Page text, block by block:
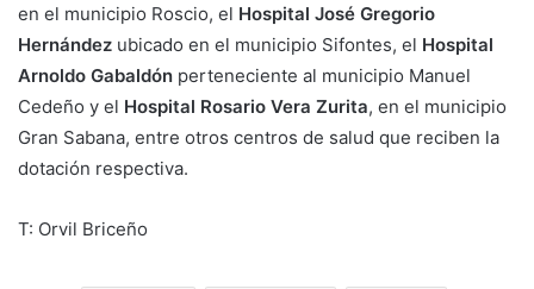
en el municipio Roscio, el Hospital José Gregorio
Hernández ubicado en el municipio Sifontes, el Hospital
Arnoldo Gabaldón perteneciente al municipio Manuel
Cedeño y el Hospital Rosario Vera Zurita, en el municipio
Gran Sabana, entre otros centros de salud que reciben la
dotación respectiva.
T: Orvil Briceño